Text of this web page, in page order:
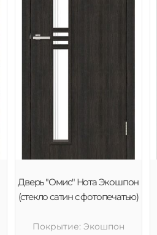
Дверь "Омис" Нота Экошпон
(стекло сатин с фотопечатью)
Покрытие: Экошпон